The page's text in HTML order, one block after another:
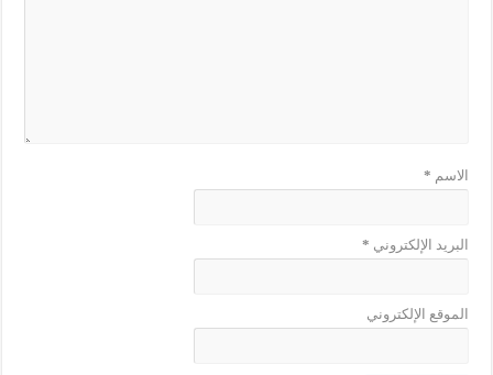
الاسم *
البريد الإلكتروني *
الموقع الإلكتروني